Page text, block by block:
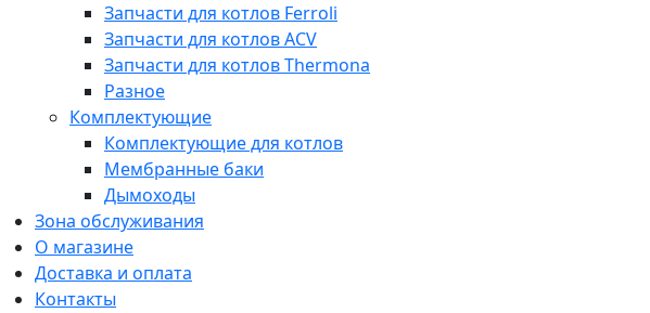
Запчасти для котлов Ferroli
Запчасти для котлов ACV
Запчасти для котлов Thermona
Разное
Комплектующие
Комплектующие для котлов
Мембранные баки
Дымоходы
Зона обслуживания
О магазине
Доставка и оплата
Контакты